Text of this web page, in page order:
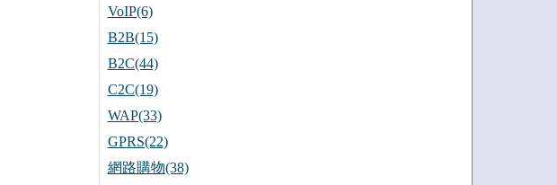
VoIP(6)
B2B(15)
B2C(44)
C2C(19)
WAP(33)
GPRS(22)
網路購物(38)